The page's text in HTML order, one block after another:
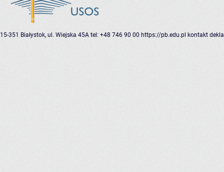
15-351 Białystok, ul. Wiejska 45A tel: +48 746 90 00 https://pb.edu.pl kontakt